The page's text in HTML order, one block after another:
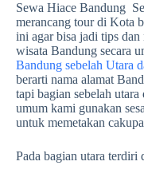
Sewa Hiace Bandung
merancang tour di Kota
ini agar bisa jadi tips
wisata Bandung secara
Bandung sebelah Utara
berarti nama alamat
tapi bagian sebelah utara
umum kami gunakan
untuk memetakan
Pada bagian utara terdiri